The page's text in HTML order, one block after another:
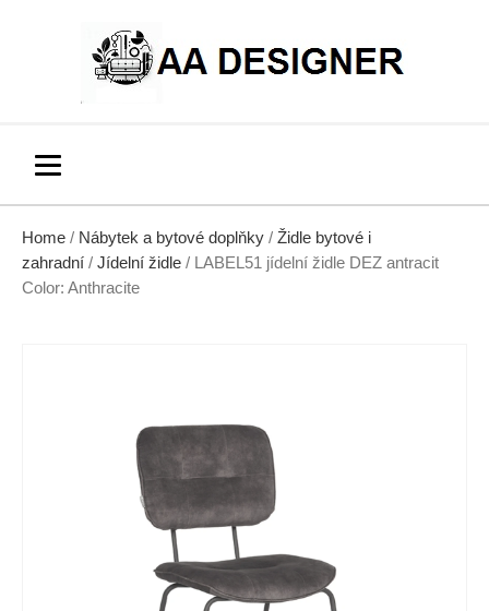
Home / Nábytek a bytové doplňky / Židle bytové i
zahradní / Jídelní židle / LABEL51 jídelní židle DEZ antracit
Color: Anthracite